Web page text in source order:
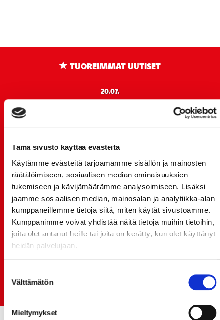
Tämä sivusto käyttää evästeitä
Käytämme evästeitä tarjoamamme sisällön ja mainosten
räätälöimiseen, sosiaalisen median ominaisuuksien
tukemiseen ja kävijämäärämme analysoimiseen. Lisäksi
jaamme sosiaalisen median, mainosalan ja analytiikka-alan
kumppaneillemme tietoja siitä, miten käytät sivustoamme.
Kumppanimme voivat yhdistää näitä tietoja muihin tietoihin,
joita olet antanut heille tai joita on kerätty, kun olet käyttänyt
heidän palvelujaan.
valinta
Välttämätön
Mieltymykset
TUOREIMMAT UUTISET
20.07.
JOKERIT-OTTELUN LIPUT MYYNTIIN HUOMENNA TI
21.7. 12:00 - ENNAKKOKYSYNTÄ POIKKEUKSELLISTA
TULE MUKAAN ILMAISEEN
LIIKUNTALEIKKIKOULUUN KESÄ-HEINÄKUUSSA!
15.07.
SPORT-ÄSSÄT JA KOKO JOUKKUEEN MEET&GREET
TO 13.8. - LIPUT NYT MYYNNISSÄ
15.07.
Rinta-Joupin Autoliike jatkaa Sportin
pääyhteistyökumppanina Superkaudella – jatkoa
monikymmenvuotiselle yhteistyölle
Early Bird-lippupaketit nyt myynnissä! - näe